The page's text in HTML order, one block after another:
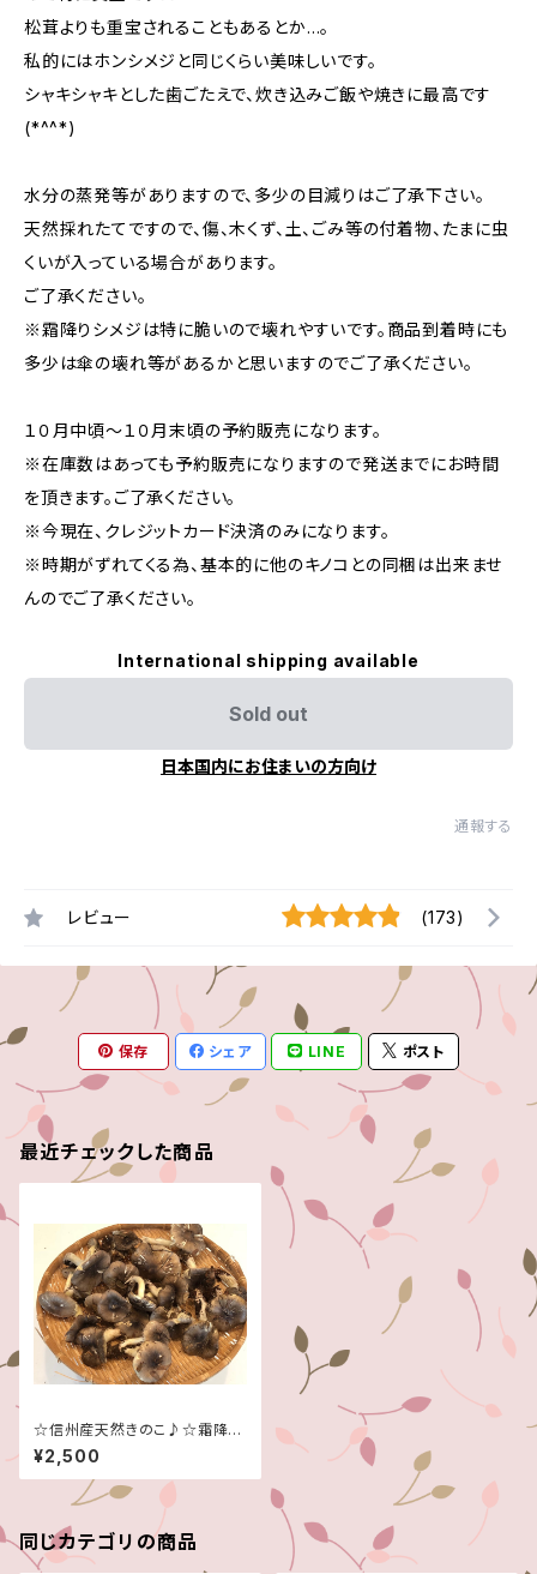
松茸よりも重宝されることもあるとか…。
私的にはホンシメジと同じくらい美味しいです。
シャキシャキとした歯ごたえで、炊き込みご飯や焼きに最高です
(*^^*)
水分の蒸発等がありますので、多少の目減りはご了承下さい。
天然採れたてですので、傷、木くず、土、ごみ等の付着物、たまに虫
くいが入っている場合があります。
ご了承ください。
※霜降りシメジは特に脆いので壊れやすいです。商品到着時にも
多少は傘の壊れ等があるかと思いますのでご了承ください。
１０月中頃～１０月末頃の予約販売になります。
※在庫数はあっても予約販売になりますので発送までにお時間
を頂きます。ご了承ください。
※今現在、クレジットカード決済のみになります。
※時期がずれてくる為、基本的に他のキノコとの同梱は出来ませ
んのでご了承ください。
International shipping available
Sold out
日本国内にお住まいの方向け
通報する
レビュー (173)
保存 シェア LINE ポスト
最近チェックした商品
☆信州産天然きのこ♪☆霜降り
シメジ☆２００グラム☆予約販売
10月中頃～１０月末頃☆
¥2,500
同じカテゴリの商品